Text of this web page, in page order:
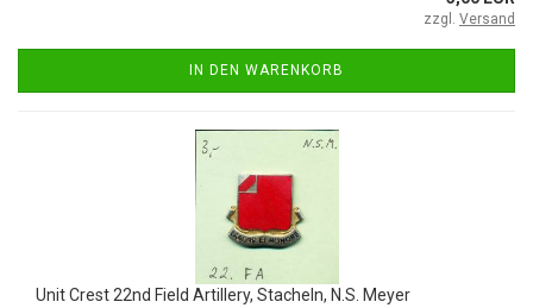
zzgl. Versand
IN DEN WARENKORB
Unit Crest 22nd Field Artillery, Stacheln, N.S. Meyer